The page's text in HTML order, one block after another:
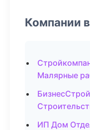
Компании
Малярные
ИП Дом